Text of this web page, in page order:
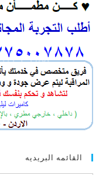
القائمه البريديه